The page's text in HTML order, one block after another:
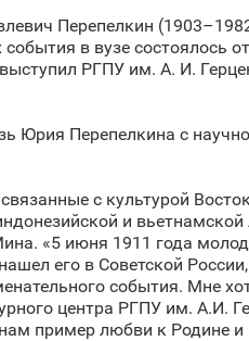
Перепелкин
в вузе состоялось
РГПУ им. А. И.
Юрия Перепелкина с
с культурой
и вьетнамской
«5 июня 1911 года
его в Советской
события. Мне
центра РГПУ им. А.И.
пример любви к Родине и